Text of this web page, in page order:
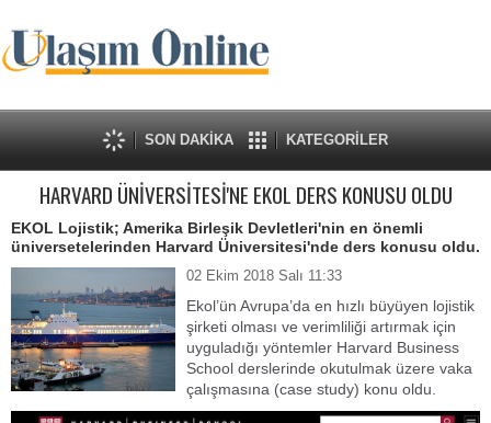
SON DAKİKA KATEGORİLER
HARVARD ÜNİVERSİTESİ'NE EKOL DERS KONUSU OLDU
EKOL Lojistik; Amerika Birleşik Devletleri'nin en önemli
üniversetelerinden Harvard Üniversitesi'nde ders konusu oldu.
02 Ekim 2018 Salı 11:33
Ekol’ün Avrupa’da en hızlı büyüyen lojistik
şirketi olması ve verimliliği artırmak için
uyguladığı yöntemler Harvard Business
School derslerinde okutulmak üzere vaka
çalışmasına (case study) konu oldu.